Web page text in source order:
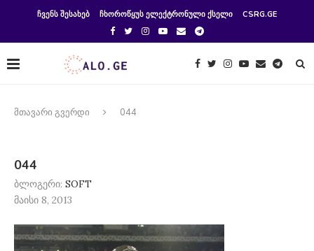
ᲩᲕᲔᲜᲡ ᲨᲔᲡᲐᲮᲔᲑ ᲩᲮᲝᲠᲝᲬᲧᲣᲡ ᲔᲚᲔᲥᲢᲠᲝᲜᲣᲚᲘ ᲥᲡᲔᲚᲘ CSRG.GE
მთავარი გვერდი 044
044
ბლოგერი: SOFT
მაისი 8, 2013